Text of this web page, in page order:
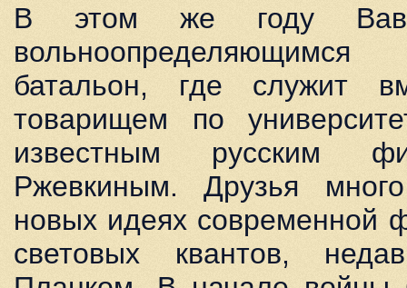
В этом же году
батальон, где служит
товарищем по
известным русским
Ржевкиным. Друзья
новых идеях современной
световых квантов,